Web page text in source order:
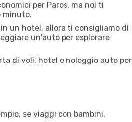
per Paros, ma noi ti
minuto.
un hotel, allora ti consigliamo di
un'auto per esplorare
di voli, hotel e noleggio auto per
se viaggi con bambini,